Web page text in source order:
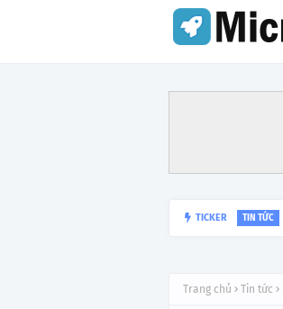
TICKER TIN TỨC
Trang chủ Tin tức